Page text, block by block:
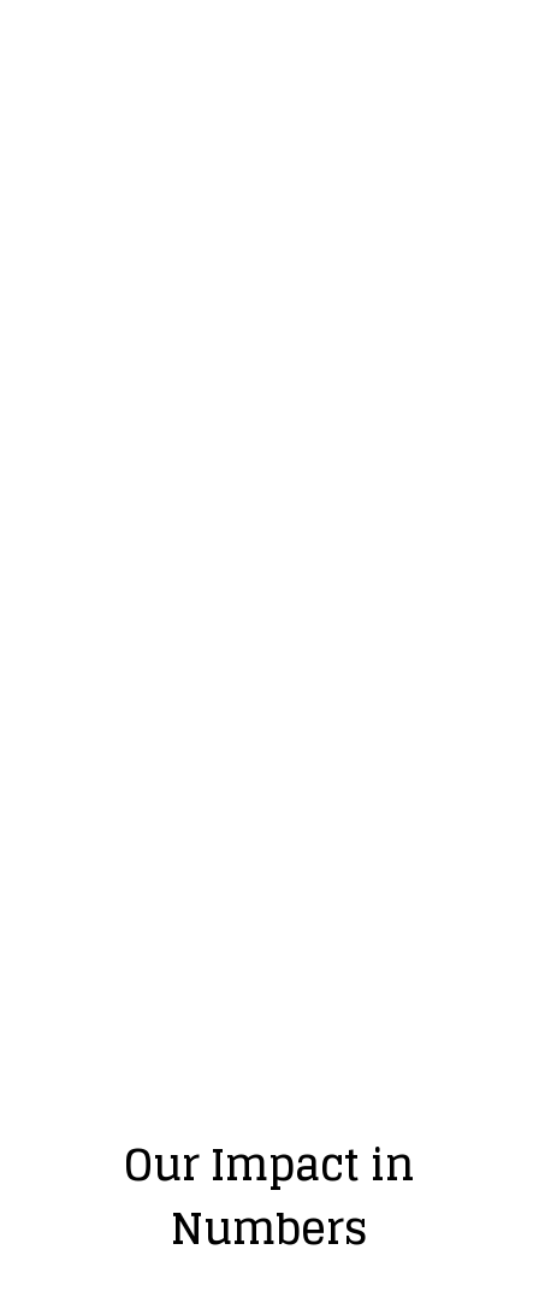
Our Impact in
Numbers